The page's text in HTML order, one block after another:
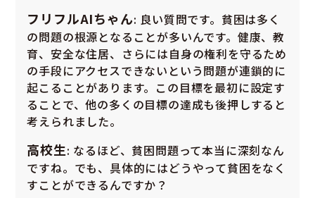
フリフルAIちゃん: 良い質問です。貧困は多く
の問題の根源となることが多いんです。健康、教
育、安全な住居、さらには自身の権利を守るため
の手段にアクセスできないという問題が連鎖的に
起こることがあります。この目標を最初に設定す
ることで、他の多くの目標の達成も後押しすると
考えられました。
高校生: なるほど、貧困問題って本当に深刻なん
ですね。でも、具体的にはどうやって貧困をなく
すことができるんですか？